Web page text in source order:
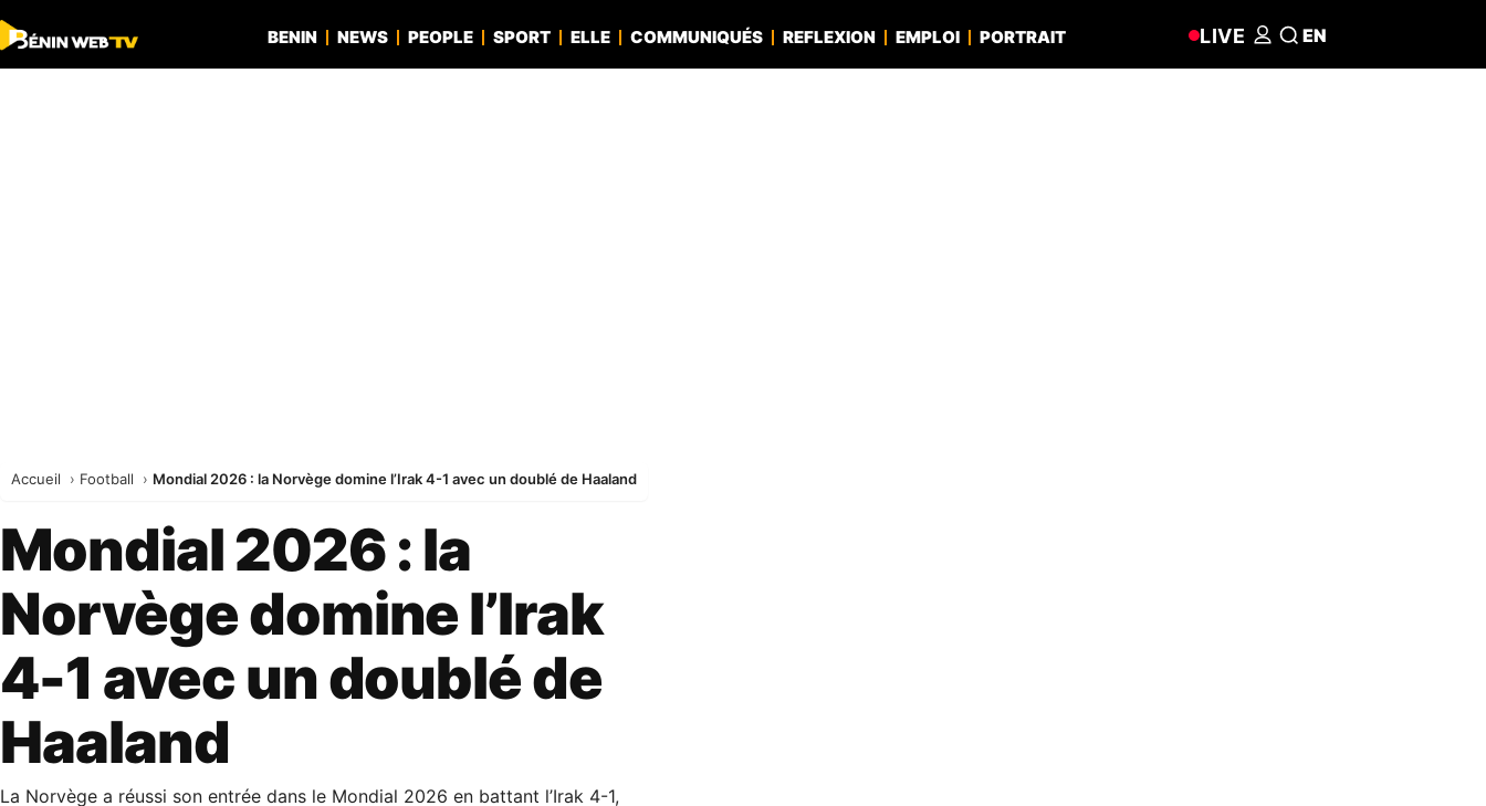
BENIN NEWS PEOPLE SPORT ELLE COMMUNIQUÉS REFLEXION EMPLOI PORTRAIT LIVE EN
Accueil Football Mondial 2026 : la Norvège domine l’Irak 4-1 avec un doublé de Haaland
Mondial 2026 : la
Norvège domine l’Irak
4-1 avec un doublé de
Haaland
La Norvège a réussi son entrée dans le Mondial 2026 en battant l’Irak 4-1,